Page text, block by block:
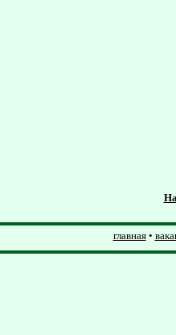
главная•